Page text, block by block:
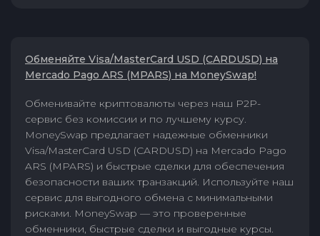
Обменяйте Visa/MasterCard USD (CARDUSD) на
Mercado Pago ARS (MPARS) на MoneySwap!
Обменивайте криптовалюты через наш P2P-
сервис без комиссии и по лучшему курсу.
MoneySwap предлагает надежные обменники
Visa/MasterCard USD (CARDUSD) на Mercado Pago
ARS (MPARS) и быстрые сделки для обеспечения
безопасности ваших транзакций. Используйте наш
сервис для выгодного обмена с минимальными
рисками. MoneySwap — это проверенные
обменники, быстрые сделки и выгодные курсы.